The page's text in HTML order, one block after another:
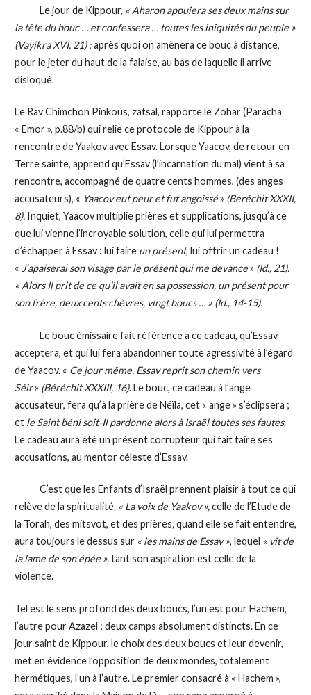
Le jour de Kippour, « Aharon appuiera ses deux mains sur
la tête du bouc … et confessera … toutes les iniquités du peuple »
(Vayikra XVI, 21) ;après quoi on amènera ce bouc à distance,
pour le jeter du haut de la falaise, au bas de laquelle il arrive
disloqué.
Le Rav Chimchon Pinkous, zatsal, rapporte le Zohar (Paracha
« Emor », p.88/b) qui relie ce protocole de Kippour à la
rencontre de Yaakov avec Essav. Lorsque Yaacov, de retour en
Terre sainte, apprend qu’Essav (l’incarnation du mal) vient à sa
rencontre, accompagné de quatre cents hommes, (des anges
accusateurs), « Yaacov eut peur et fut angoissé» (Beréchit XXXII,
8).Inquiet, Yaacov multiplie prières et supplications, jusqu’à ce
que lui vienne l’incroyable solution, celle qui lui permettra
d’échapper à Essav : lui faire un présent, lui offrir un cadeau !
« J’apaiserai son visage par le présent qui me devance» (Id., 21).
« Alors Il prit de ce qu’il avait en sa possession, un présent pour
son frère, deux cents chèvres, vingt boucs … » (Id., 14-15).
Le bouc émissaire fait référence à ce cadeau, qu’Essav
acceptera, et qui lui fera abandonner toute agressivité à l’égard
de Yaacov. « Ce jour même, Essav reprit son chemin vers
Séir» (Béréchit XXXIII, 16). Le bouc, ce cadeau à l’ange
accusateur, fera qu’à la prière de Néïla, cet « ange » s’éclipsera ;
et le Saint béni soit-Il pardonne alors à Israël toutes ses fautes.
Le cadeau aura été un présent corrupteur qui fait taire ses
accusations, au mentor céleste d’Essav.
C’est que les Enfants d’Israël prennent plaisir à tout ce qui
relève de la spiritualité. « La voix de Yaakov »,celle de l’Etude de
la Torah, des mitsvot, et des prières,quand elle se fait entendre,
aura toujours le dessus sur « les mains de Essav », lequel « vit de
la lame de son épée »,tant son aspiration est celle de la
violence.
Tel est le sens profond des deux boucs, l’un est pour Hachem,
l’autre pour Azazel ; deux camps absolument distincts. En ce
jour saint de Kippour, le choix des deux boucs et leur devenir,
met en évidence l’opposition de deux mondes, totalement
hermétiques, l’un à l’autre. Le premier consacré à « Hachem »,